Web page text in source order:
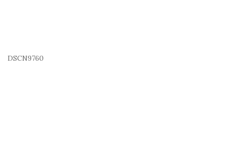
DSCN9760